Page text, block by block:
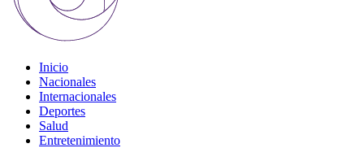
Inicio
Nacionales
Internacionales
Deportes
Salud
Entretenimiento